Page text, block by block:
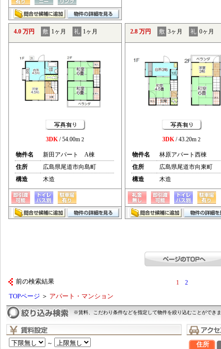
4.0 万円 敷 1ヶ月 礼 1ヶ月
3DK/ 54.00m 2
物件名
新田アパート A棟
住所
広島県尾道市向島町
構造
木造
2.8 万円 敷 3ヶ月 礼 0ヶ月
3DK/ 43.20m 2
物件名
林原アパート西棟
住所
広島県尾道市向東町
構造
木造
前の検索結果 1 2
TOPページ ＞ アパート・マンション
※賃料、こだわり条件などを指定して物件を絞り込むことができ
～ 住所